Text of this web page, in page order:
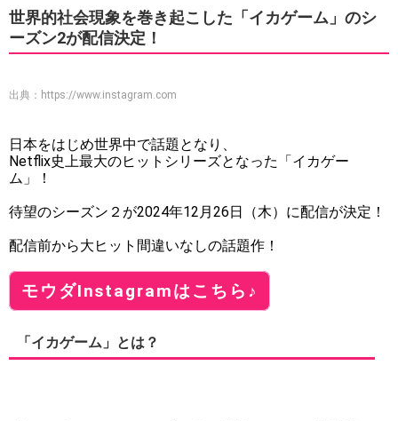
世界的社会現象を巻き起こした「イカゲーム」のシ
ーズン2が配信決定！
出典： https://www.instagram.com
日本をはじめ世界中で話題となり、
Netflix史上最大のヒットシリーズとなった「イカゲー
ム」！
待望のシーズン２が2024年12月26日（木）に配信が決定！
配信前から大ヒット間違いなしの話題作！
モウダInstagramはこちら♪
「イカゲーム」とは？